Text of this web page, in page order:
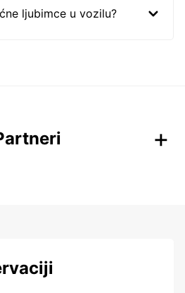
ljubimce u vozilu?